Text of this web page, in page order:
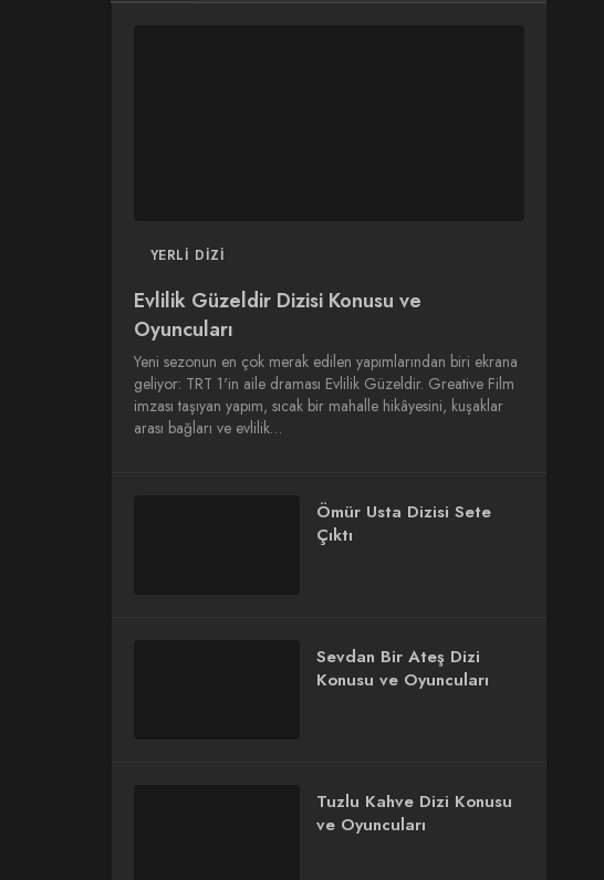
YERLI DIZI
Evlilik Güzeldir Dizisi Konusu ve
Oyuncuları
Yeni sezonun en çok merak edilen yapımlarından biri ekrana
geliyor: TRT 1'in aile draması Evlilik Güzeldir. Greative Film
imzası taşıyan yapım, sıcak bir mahalle hikâyesini, kuşaklar
arası bağları ve evlilik…
Ömür Usta Dizisi Sete
Çıktı
Sevdan Bir Ateş Dizi
Konusu ve Oyuncuları
Tuzlu Kahve Dizi Konusu
ve Oyuncuları